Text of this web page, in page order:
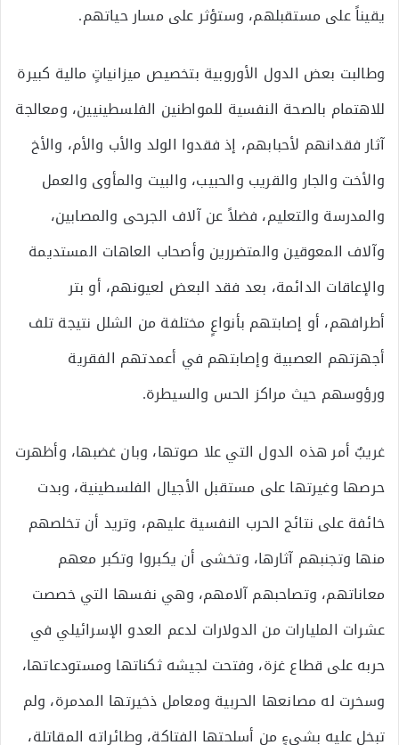
يقيناً على مستقبلهم، وستؤثر على مسار حياتهم.
وطالبت بعض الدول الأوروبية بتخصيص ميزانياتٍ مالية كبيرة
للاهتمام بالصحة النفسية للمواطنين الفلسطينيين، ومعالجة
آثار فقدانهم لأحبابهم، إذ فقدوا الولد والأب والأم، والأخ
والأخت والجار والقريب والحبيب، والبيت والمأوى والعمل
والمدرسة والتعليم، فضلاً عن آلاف الجرحى والمصابين،
وآلاف المعوقين والمتضررين وأصحاب العاهات المستديمة
والإعاقات الدائمة، بعد فقد البعض لعيونهم، أو بتر
أطرافهم، أو إصابتهم بأنواعٍ مختلفة من الشلل نتيجة تلف
أجهزتهم العصبية وإصابتهم في أعمدتهم الفقرية
ورؤوسهم حيث مراكز الحس والسيطرة.
غريبٌ أمر هذه الدول التي علا صوتها، وبان غضبها، وأظهرت
حرصها وغيرتها على مستقبل الأجيال الفلسطينية، وبدت
خائفة على نتائج الحرب النفسية عليهم، وتريد أن تخلصهم
منها وتجنبهم آثارها، وتخشى أن يكبروا وتكبر معهم
معاناتهم، وتصاحبهم آلامهم، وهي نفسها التي خصصت
عشرات المليارات من الدولارات لدعم العدو الإسرائيلي في
حربه على قطاع غزة، وفتحت لجيشه ثكناتها ومستودعاتها،
وسخرت له مصانعها الحربية ومعامل ذخيرتها المدمرة، ولم
تبخل عليه بشيءٍ من أسلحتها الفتاكة، وطائراته المقاتلة،